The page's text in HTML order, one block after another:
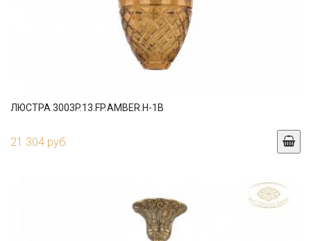
ЛЮСТРА 3003P.13.FP.AMBER.H-1B
21 304 руб.